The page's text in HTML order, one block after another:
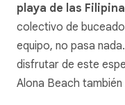
playa de las
colectivo de
equipo, no pasa
disfrutar de este
Alona Beach